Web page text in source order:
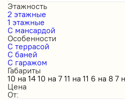
Этажность
2 этажные
1 этажные
С мансардой
Особенности
С террасой
С баней
С гаражом
Габариты
10 на 14 10 на 7 11 на 11 6 на 8 7
Цена
От: